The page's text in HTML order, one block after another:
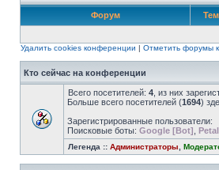
Форум
Удалить cookies конференции | Отметить форумы
Кто сейчас на конференции
Всего посетителей: 4 , из них
Больше всего посетителей (1694)
Зарегистрированные пользователи:
Поисковые боты: Google [Bot]
Легенда :: Администраторы